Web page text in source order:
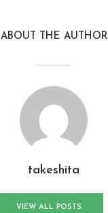
ABOUT THE AUTHOR
takeshita
VIEW ALL POSTS